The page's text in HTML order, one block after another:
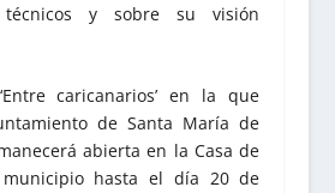
técnicos y sobre su visión
caricanarios’ en la que
de Santa María de
abierta en la Casa de
hasta el día 20 de